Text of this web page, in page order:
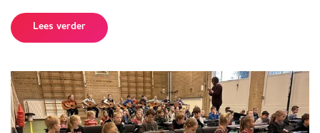
Lees verder